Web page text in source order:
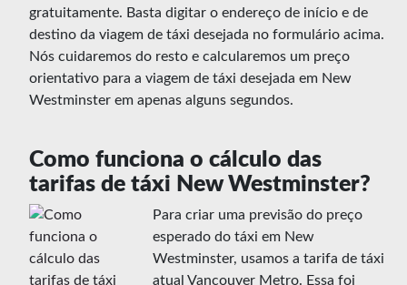
gratuitamente. Basta digitar o endereço de início e de
destino da viagem de táxi desejada no formulário acima.
Nós cuidaremos do resto e calcularemos um preço
orientativo para a viagem de táxi desejada em New
Westminster em apenas alguns segundos.
Como funciona o cálculo das
tarifas de táxi New Westminster?
Para criar uma previsão do preço
esperado do táxi em New
Westminster, usamos a tarifa de táxi
atual Vancouver Metro. Essa foi